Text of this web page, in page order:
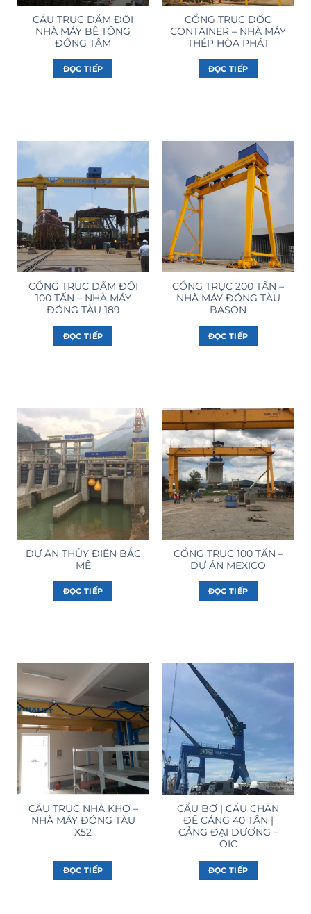
CẦU TRỤC DẦM ĐÔI
NHÀ MÁY BÊ TÔNG
ĐỒNG TÂM
ĐỌC TIẾP
CỔNG TRỤC DỐC
CONTAINER – NHÀ MÁY
THÉP HÒA PHÁT
ĐỌC TIẾP
CỔNG TRỤC DẦM ĐÔI
100 TẤN – NHÀ MÁY
ĐÓNG TÀU 189
ĐỌC TIẾP
CỔNG TRỤC 200 TẤN –
NHÀ MÁY ĐÓNG TÀU
BASON
ĐỌC TIẾP
DỰ ÁN THỦY ĐIỆN BẮC
MÊ
ĐỌC TIẾP
CỔNG TRỤC 100 TẤN –
DỰ ÁN MEXICO
ĐỌC TIẾP
CẦU TRỤC NHÀ KHO –
NHÀ MÁY ĐÓNG TÀU
X52
ĐỌC TIẾP
CẨU BỜ | CẨU CHÂN
ĐẾ CẢNG 40 TẤN |
CẢNG ĐẠI DƯƠNG –
OIC
ĐỌC TIẾP